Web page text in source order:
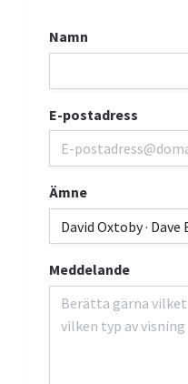
Namn
E-postadress
Ämne
Meddelande